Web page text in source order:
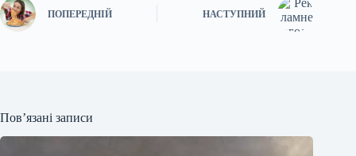
ПОПЕРЕДНІЙ НАСТУПНИЙ
Пов’язані записи